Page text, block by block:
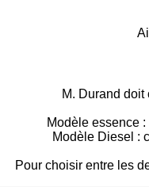
M. Durand
Modèle essence
Modèle Diesel :
Pour choisir entre les